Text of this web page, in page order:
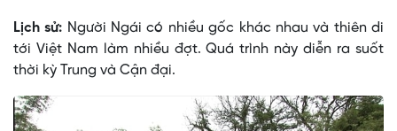
Lịch sử: Người Ngái có nhiều gốc khác nhau và thiên di
tới Việt Nam làm nhiều đợt. Quá trình này diễn ra suốt
thời kỳ Trung và Cận đại.